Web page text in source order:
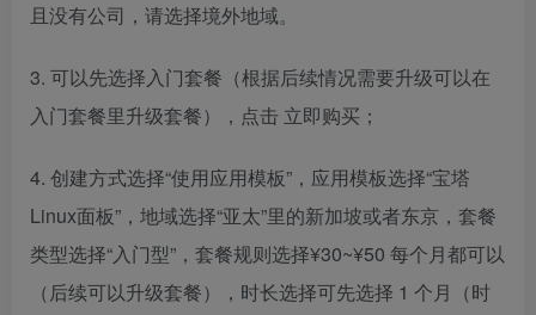
且没有公司，请选择境外地域。
3. 可以先选择入门套餐（根据后续情况需要升级可以在
入门套餐里升级套餐），点击 立即购买；
4. 创建方式选择“使用应用模板”，应用模板选择“宝塔
Linux面板”，地域选择“亚太”里的新加坡或者东京，套餐
类型选择“入门型”，套餐规则选择¥30~¥50 每个月都可以
（后续可以升级套餐），时长选择可先选择 1 个月（时